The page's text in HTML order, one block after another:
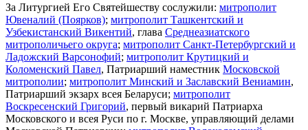
За Литургией Его Святейшеству сослужили: митрополит
Ювеналий (Поярков); митрополит Ташкентский и
Узбекистанский Викентий, глава Среднеазиатского
митрополичьего округа; митрополит Санкт-Петербургский и
Ладожский Варсонофий; митрополит Крутицкий и
Коломенский Павел, Патриарший наместник Московской
митрополии; митрополит Минский и Заславский Вениамин,
Патриарший экзарх всея Беларуси; митрополит
Воскресенский Григорий, первый викарий Патриарха
Московского и всея Руси по г. Москве, управляющий делами